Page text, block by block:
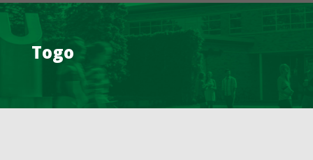
Togo